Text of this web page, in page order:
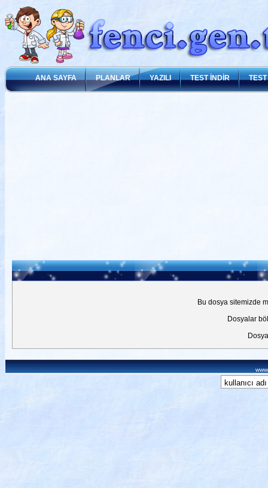
ANA SAYFA PLANLAR YAZILI TEST İNDİR
Bu dosya sitemizde
Dosyalar